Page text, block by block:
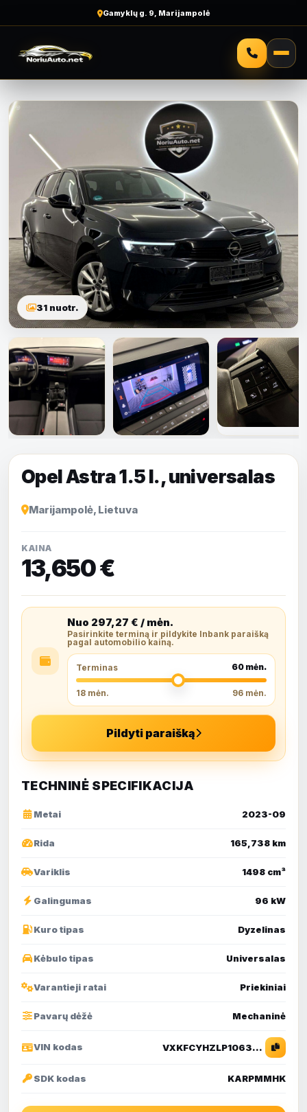
Gamyklų g. 9, Marijampolė
31 nuotr.
nuotraukas
Opel Astra 1.5 l., universalas
Marijampolė, Lietuva
KAINA
13,650 €
Nuo 297,27 € / mėn.
Pasirinkite terminą ir pildykite Inbank paraišką
pagal automobilio kainą.
Terminas 60 mėn.
18 mėn. 96 mėn.
Pildyti paraišką
TECHNINĖ SPECIFIKACIJA
Metai 2023-09
Rida 165,738 km
Variklis 1498 cm³
Galingumas 96 kW
Kuro tipas Dyzelinas
Kėbulo tipas Universalas
Varantieji ratai Priekiniai
Pavarų dėžė Mechaninė
VIN kodas VXKFCYHZLP1063217
SDK kodas KARPMMHK